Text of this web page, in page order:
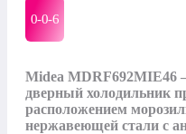
0-0-6
Midea MDRF692MIE46
дверный холодильник
расположением
нержавеющей стали с